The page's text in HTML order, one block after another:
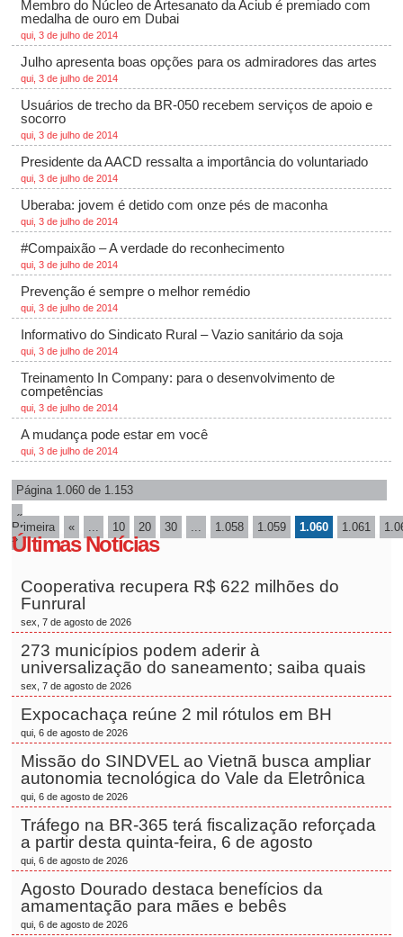
Membro do Núcleo de Artesanato da Aciub é premiado com
medalha de ouro em Dubai
qui, 3 de julho de 2014
Julho apresenta boas opções para os admiradores das artes
qui, 3 de julho de 2014
Usuários de trecho da BR-050 recebem serviços de apoio e
socorro
qui, 3 de julho de 2014
Presidente da AACD ressalta a importância do voluntariado
qui, 3 de julho de 2014
Uberaba: jovem é detido com onze pés de maconha
qui, 3 de julho de 2014
#Compaixão – A verdade do reconhecimento
qui, 3 de julho de 2014
Prevenção é sempre o melhor remédio
qui, 3 de julho de 2014
Informativo do Sindicato Rural – Vazio sanitário da soja
qui, 3 de julho de 2014
Treinamento In Company: para o desenvolvimento de
competências
qui, 3 de julho de 2014
A mudança pode estar em você
qui, 3 de julho de 2014
Página 1.060 de 1.153
«
Primeira
« ... 10 20 30 ... 1.058 1.059 1.060 1.061
»
Últimas Notícias
Cooperativa recupera R$ 622 milhões do
Funrural
sex, 7 de agosto de 2026
273 municípios podem aderir à
universalização do saneamento; saiba quais
sex, 7 de agosto de 2026
Expocachaça reúne 2 mil rótulos em BH
qui, 6 de agosto de 2026
Missão do SINDVEL ao Vietnã busca ampliar
autonomia tecnológica do Vale da Eletrônica
qui, 6 de agosto de 2026
Tráfego na BR-365 terá fiscalização reforçada
a partir desta quinta-feira, 6 de agosto
qui, 6 de agosto de 2026
Agosto Dourado destaca benefícios da
amamentação para mães e bebês
qui, 6 de agosto de 2026